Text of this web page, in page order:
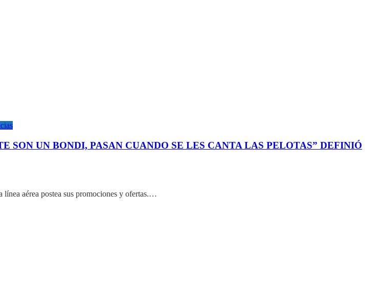
UN BONDI, PASAN CUANDO SE LES CANTA LAS PELOTAS” DEFINIÓ
aérea postea sus promociones y ofertas.…